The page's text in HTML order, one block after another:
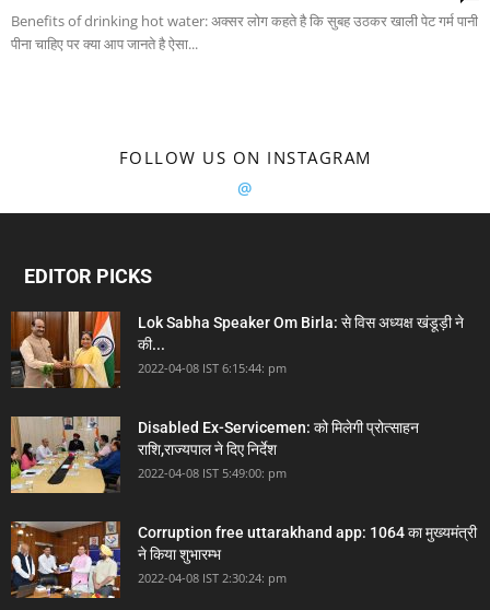
Benefits of drinking hot water: अक्सर लोग कहते है कि सुबह उठकर खाली पेट गर्म पानी
पीना चाहिए पर क्या आप जानते है ऐसा...
FOLLOW US ON INSTAGRAM
@
EDITOR PICKS
Lok Sabha Speaker Om Birla: से विस अध्यक्ष खंडूड़ी ने
की...
2022-04-08 IST 6:15:44: pm
Disabled Ex-Servicemen: को मिलेगी प्रोत्साहन
राशि,राज्यपाल ने दिए निर्देश
2022-04-08 IST 5:49:00: pm
Corruption free uttarakhand app: 1064 का मुख्यमंत्री
ने किया शुभारम्भ
2022-04-08 IST 2:30:24: pm